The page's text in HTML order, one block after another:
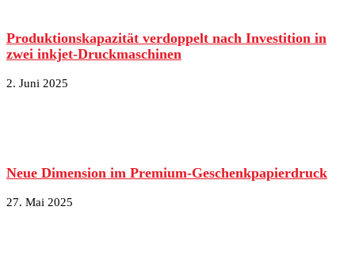
Produktionskapazität verdoppelt nach Investition in
zwei inkjet-Druckmaschinen
2. Juni 2025
Neue Dimension im Premium-Geschenkpapierdruck
27. Mai 2025